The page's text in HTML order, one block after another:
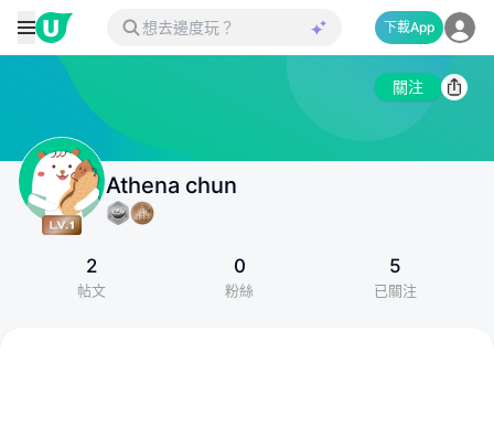
下載App
關注
Athena chun
2
帖文
0
粉絲
5
已關注